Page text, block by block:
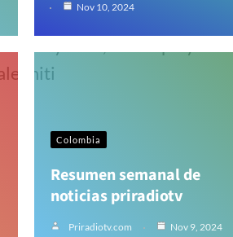
Nov 10, 2024
Colombia
Resumen semanal de
noticias priradiotv
Priradiotv.com Nov 9, 2024